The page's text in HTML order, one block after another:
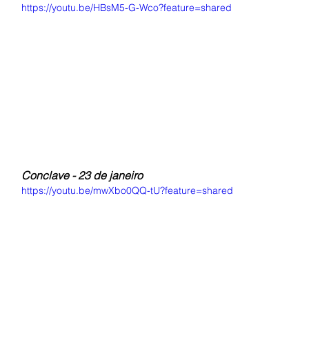
https://youtu.be/HBsM5-G-Wco?feature=shared
Conclave - 23 de janeiro
https://youtu.be/mwXbo0QQ-tU?feature=shared